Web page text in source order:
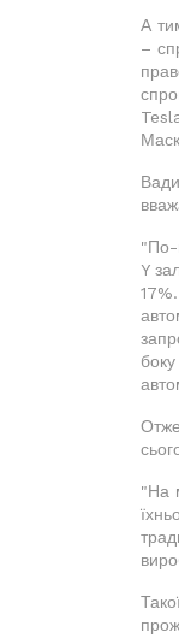
А
–
"По-
Y
"На